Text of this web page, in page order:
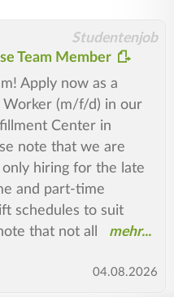
Studentenjob
Team Member
Apply now as a
Worker (m/f/d) in our
Center in
note that we are
hiring for the late
and part-time
schedules to suit
that not all
04.08.2026